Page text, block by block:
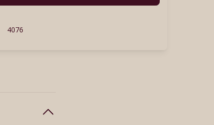
4076